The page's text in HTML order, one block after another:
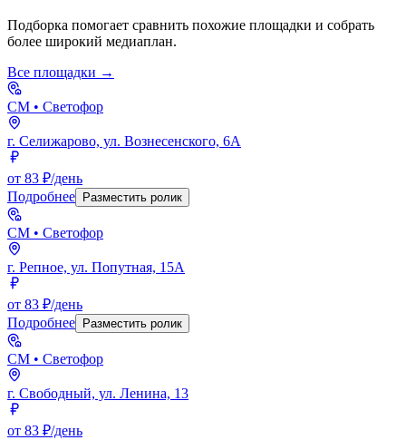
Подборка помогает сравнить похожие площадки и собрать
более широкий медиаплан.
Все площадки →
СМ • Светофор
г. Селижарово, ул. Вознесенского, 6А
от 83 ₽/день
Подробнее
Разместить ролик
СМ • Светофор
г. Репное, ул. Попутная, 15А
от 83 ₽/день
Подробнее
Разместить ролик
СМ • Светофор
г. Свободный, ул. Ленина, 13
от 83 ₽/день